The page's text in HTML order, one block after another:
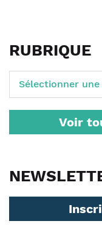
RUBRIQUE
Sélectionner
Voir